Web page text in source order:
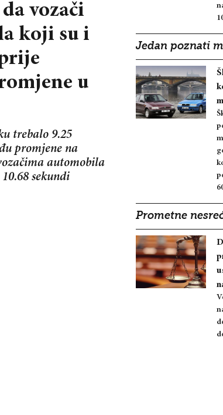
vozači
koji su i
u
trebalo 9.25
promjene na
automobila
sekundi
Jedan poznati
Prometne